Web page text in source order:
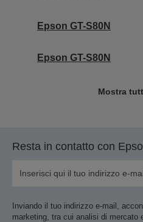
Epson GT-S80N
Epson GT-S80N
Mostra
Resta in contatto con
Inviando il tuo indirizzo e-mail,
marketing, tra cui analisi di mercato